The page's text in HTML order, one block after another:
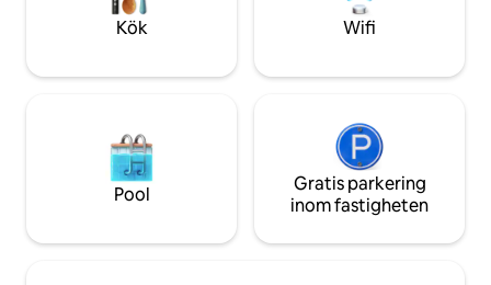
Kök Wifi
Pool
Gratis parkering
inom fastigheten